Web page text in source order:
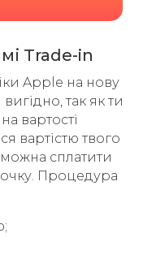
Trade-in
Apple на нову
так як ти
вартості
вартістю твого
сплатити
Процедура